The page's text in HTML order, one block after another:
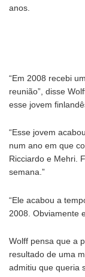
anos.
“Em 2008 recebi
reunião”, disse
esse jovem
“Esse jovem
num ano em que
Ricciardo e Mehri.
semana.”
“Ele acabou a
2008. Obviamente
Wolff pensa que a
resultado de uma
admitiu que queria